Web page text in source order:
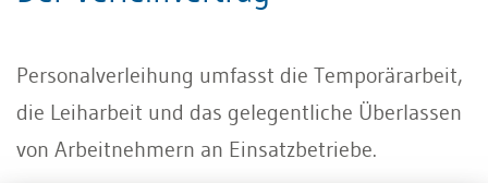
Personalverleihung umfasst die Temporärarbeit,
die Leiharbeit und das gelegentliche Überlassen
von Arbeitnehmern an Einsatzbetriebe.